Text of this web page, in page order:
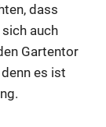
dass
auch
Gartentor
es ist